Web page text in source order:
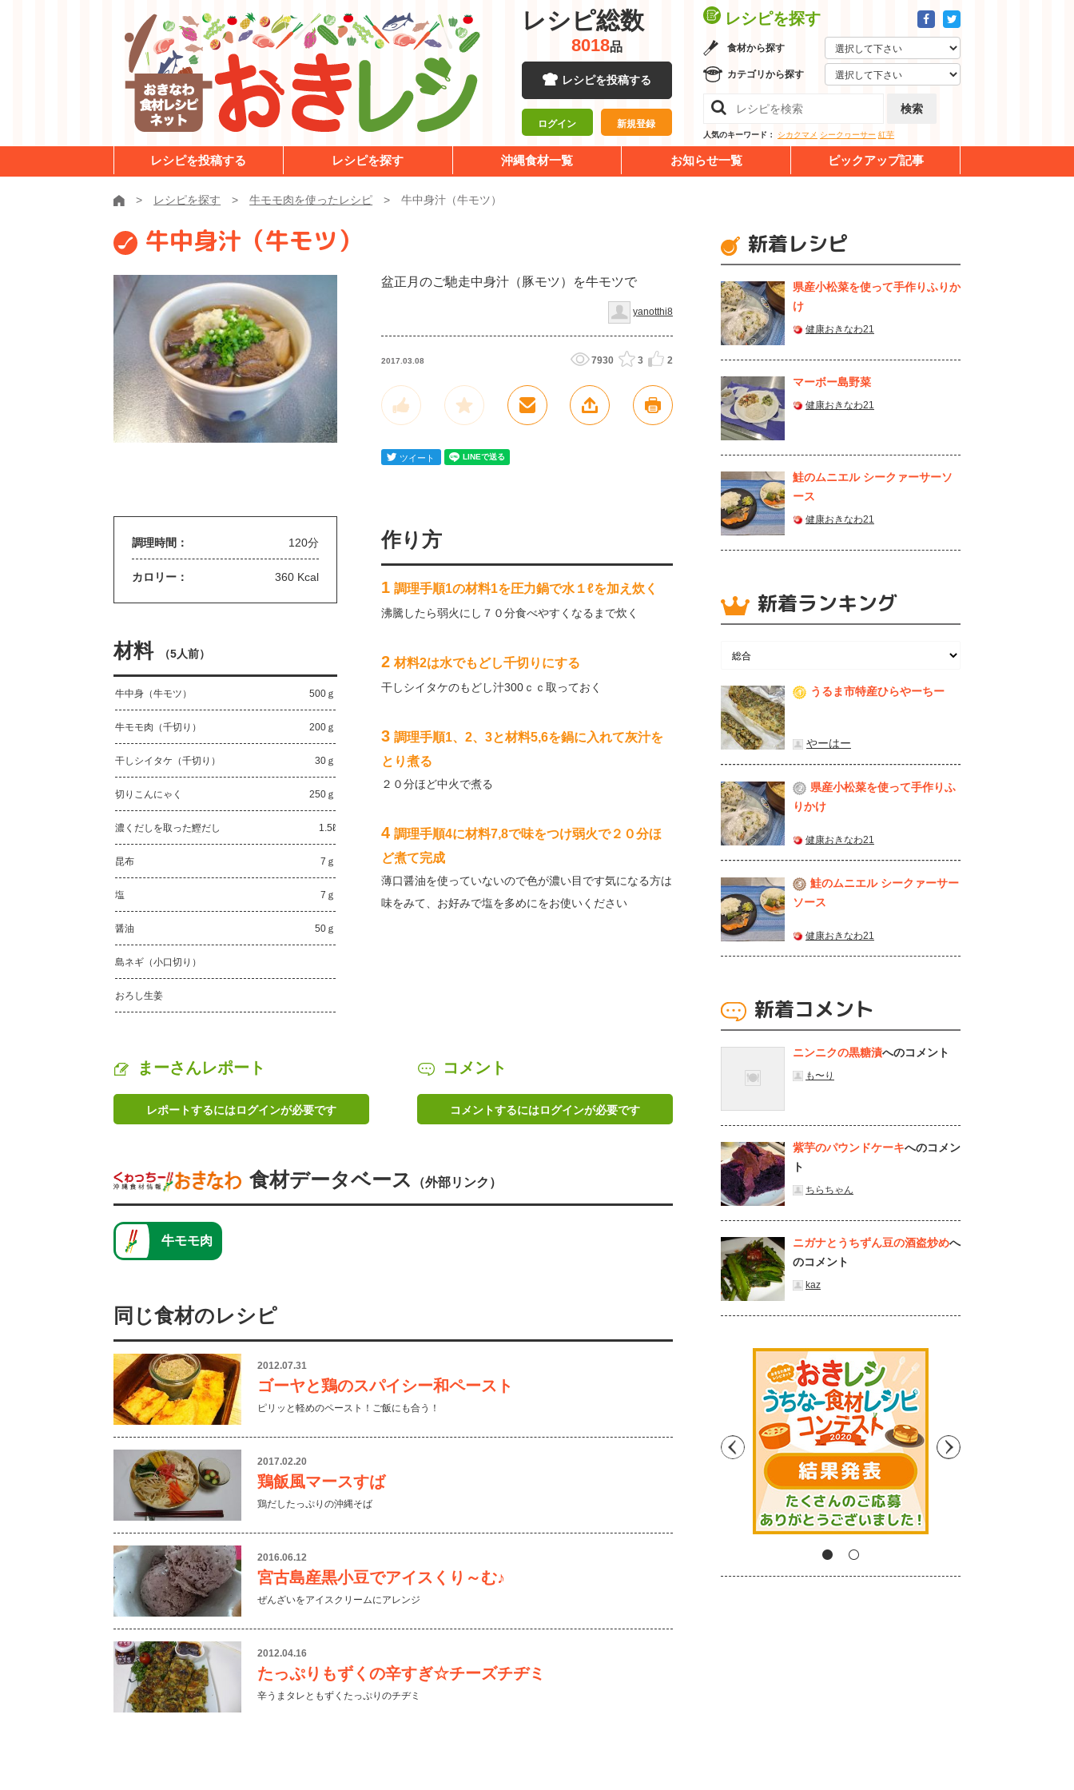
レシピ総数
8018品
レシピを投稿する
ログイン 新規登録
レシピを探す
食材から探す
カテゴリから探す
検索
人気のキーワード： シカクマメ シークヮーサー 紅芋
レシピを投稿する レシピを探す 沖縄食材一覧 お知らせ一覧 ピックアップ記事
レシピを探す 牛モモ肉を使ったレシピ 牛中身汁（牛モツ）
牛中身汁（牛モツ）
盆正月のご馳走中身汁（豚モツ）を牛モツで
yanotthi8
2017.03.08 7930 3 2
調理時間： 120分
カロリー： 360 Kcal
材料 （5人前）
牛中身（牛モツ） 500ｇ
牛モモ肉（千切り） 200ｇ
干しシイタケ（千切り） 30ｇ
切りこんにゃく 250ｇ
濃くだしを取った鰹だし 1.5ℓ
昆布 7ｇ
塩 7ｇ
醤油 50ｇ
島ネギ（小口切り）
おろし生姜
作り方
1 調理手順1の材料1を圧力鍋で水１ℓを加え炊く
沸騰したら弱火にし７０分食べやすくなるまで炊く
2 材料2は水でもどし千切りにする
干しシイタケのもどし汁300ｃｃ取っておく
3 調理手順1、2、3と材料5,6を鍋に入れて灰汁を
とり煮る
２０分ほど中火で煮る
4 調理手順4に材料7,8で味をつけ弱火で２０分ほ
ど煮て完成
薄口醤油を使っていないので色が濃い目です気になる方は
味をみて、お好みで塩を多めにをお使いください
まーさんレポート
レポートするにはログインが必要です
コメント
コメントするにはログインが必要です
食材データベース （外部リンク）
牛モモ肉
同じ食材のレシピ
2012.07.31
ゴーヤと鶏のスパイシー和ペースト
ピリッと軽めのペースト！ご飯にも合う！
2017.02.20
鶏飯風マースすば
鶏だしたっぷりの沖縄そば
2016.06.12
宮古島産黒小豆でアイスくり～む♪
ぜんざいをアイスクリームにアレンジ
2012.04.16
たっぷりもずくの辛すぎ☆チーズチヂミ
辛うまタレともずくたっぷりのチヂミ
新着レシピ
県産⼩松菜を使って⼿作りふりか
け
健康おきなわ21
マーボー島野菜
健康おきなわ21
鮭のムニエル シークァーサーソ
ース
健康おきなわ21
新着ランキング
1 うるま市特産ひらやーちー
やーはー
2
県産⼩松菜を使って⼿作りふ
りかけ
健康おきなわ21
3
鮭のムニエル シークァーサー
ソース
健康おきなわ21
新着コメント
ニンニクの黒糖漬へのコメント
も〜り
紫芋のパウンドケーキへのコメン
ト
ちらちゃん
ニガナとうちずん豆の酒盗炒めへ
のコメント
kaz